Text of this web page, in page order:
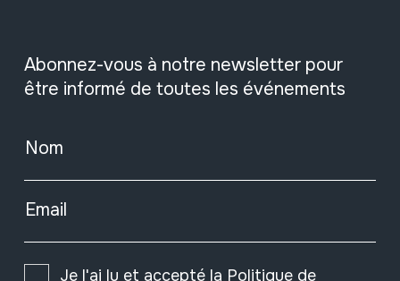
Abonnez-vous à notre newsletter pour
être informé de toutes les événements
Nom
Email
Je l'ai lu et accepté la Politique de